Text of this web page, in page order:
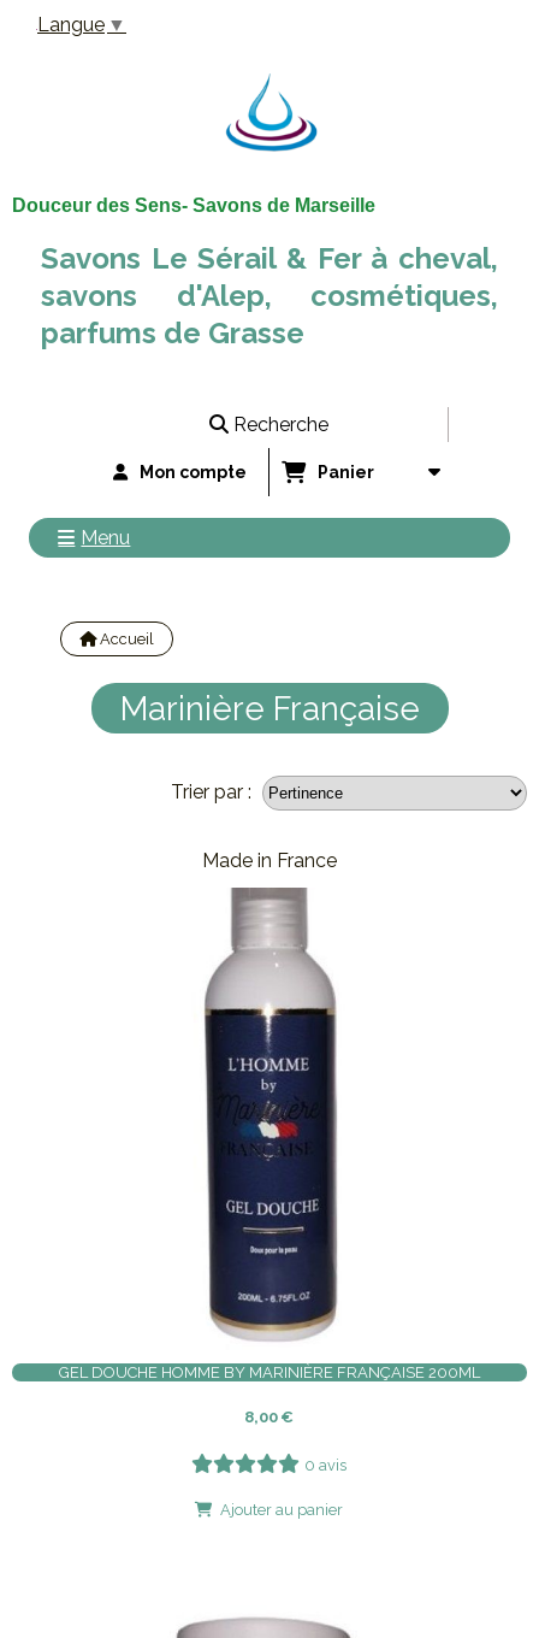
Douceur des Sens- Savons de Marseille
Savons Le Sérail & Fer à cheval,
savons d'Alep, cosmétiques,
parfums de Grasse
Recherche
Mon compte Panier
Menu
Accueil
Marinière Française
Trier par :
Made in France
GEL DOUCHE HOMME BY MARINIÈRE FRANÇAISE 200ML
8,00 €
0 avis
Ajouter au panier
Langue ▼